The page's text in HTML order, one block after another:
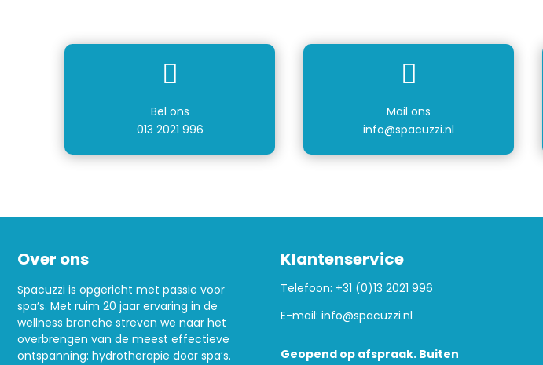

Bel ons
013 2021 996

Mail ons
info@spacuzzi.nl
Over ons
Spacuzzi is opgericht met passie voor
spa’s. Met ruim 20 jaar ervaring in de
wellness branche streven we naar het
overbrengen van de meest effectieve
ontspanning: hydrotherapie door spa’s.
Klantenservice
Telefoon: +31 (0)13 2021 996
E-mail: info@spacuzzi.nl
Geopend op afspraak. Buiten